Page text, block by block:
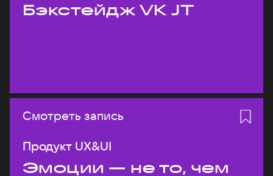
Бэкстейдж VK JT
Смотреть запись
Продукт UX&UI
Эмоции — не то, чем